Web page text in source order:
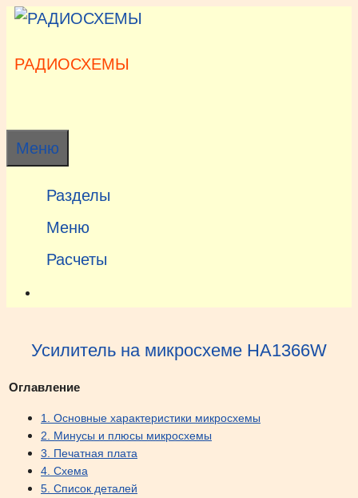
Перейти
РАДИОСХЕМЫ
Меню
Разделы
Меню
Расчеты
Усилитель на микросхеме HA1366W
Оглавление
1. Основные характеристики микросхемы
2. Минусы и плюсы микросхемы
3. Печатная плата
4. Схема
5. Список деталей